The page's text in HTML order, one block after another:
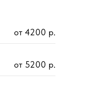
от 4200 р.
от 5200 р.